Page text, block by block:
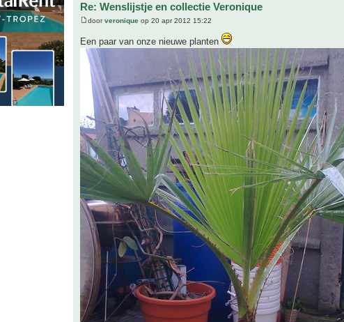
Re: Wenslijstje en collectie Veronique
doorveronique op 20 apr 2012 15:22
Een paar van onze nieuwe planten